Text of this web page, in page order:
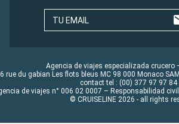
TU EMAIL
Agencia de viajes especializada crucero
rue du gabian Les flots bleus MC 98 000 Monaco
contact tel : (00) 377 97 97 84
de viajes n° 006 02 0007 – Responsabilidad
© CRUISELINE 2026 - all rights